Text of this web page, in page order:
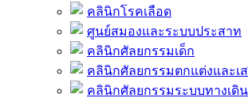
คลินิกโรคเลือด
ศูนย์สมองและระบบประสาท
คลินิกศัลยกรรมเด็ก
คลินิกศัลยกรรมตกแต่งและเ
คลินิกศัลยกรรมระบบทางเดิ